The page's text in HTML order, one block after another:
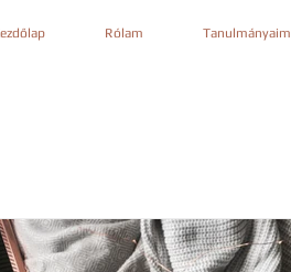
Rólam Tanulmányaim